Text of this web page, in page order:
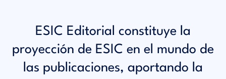
ESIC Editorial constituye la
proyección de ESIC en el mundo de
las publicaciones, aportando la